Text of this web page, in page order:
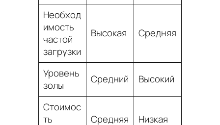
Необход
имость
частой
загрузки
Высокая Средняя
Уровень
золы
Средний Высокий
Стоимос
ть
Средняя Низкая